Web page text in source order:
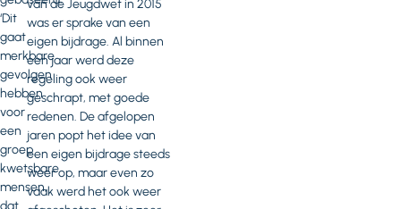
‘Dit
gaat
merkbare
gevolgen
hebben
voor
een
groep
kwetsbare
mensen,
van de Jeugdwet in 2015
was er sprake van een
eigen bijdrage. Al binnen
een jaar werd deze
regeling ook weer
geschrapt, met goede
redenen. De afgelopen
jaren popt het idee van
een eigen bijdrage steeds
weer op, maar even zo
vaak werd het ook weer